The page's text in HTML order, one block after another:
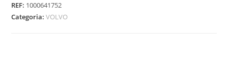
REF: 1000641752
Categoria:VOLVO